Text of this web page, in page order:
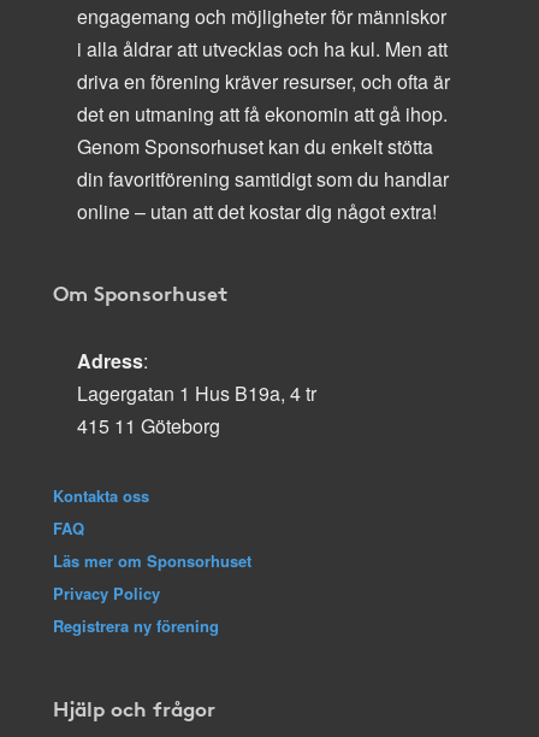
engagemang och möjligheter för människor
i alla åldrar att utvecklas och ha kul. Men att
driva en förening kräver resurser, och ofta är
det en utmaning att få ekonomin att gå ihop.
Genom Sponsorhuset kan du enkelt stötta
din favoritförening samtidigt som du handlar
online – utan att det kostar dig något extra!
Om Sponsorhuset
Adress:
Lagergatan 1 Hus B19a, 4 tr
415 11 Göteborg
Kontakta oss
FAQ
Läs mer om Sponsorhuset
Privacy Policy
Registrera ny förening
Hjälp och frågor